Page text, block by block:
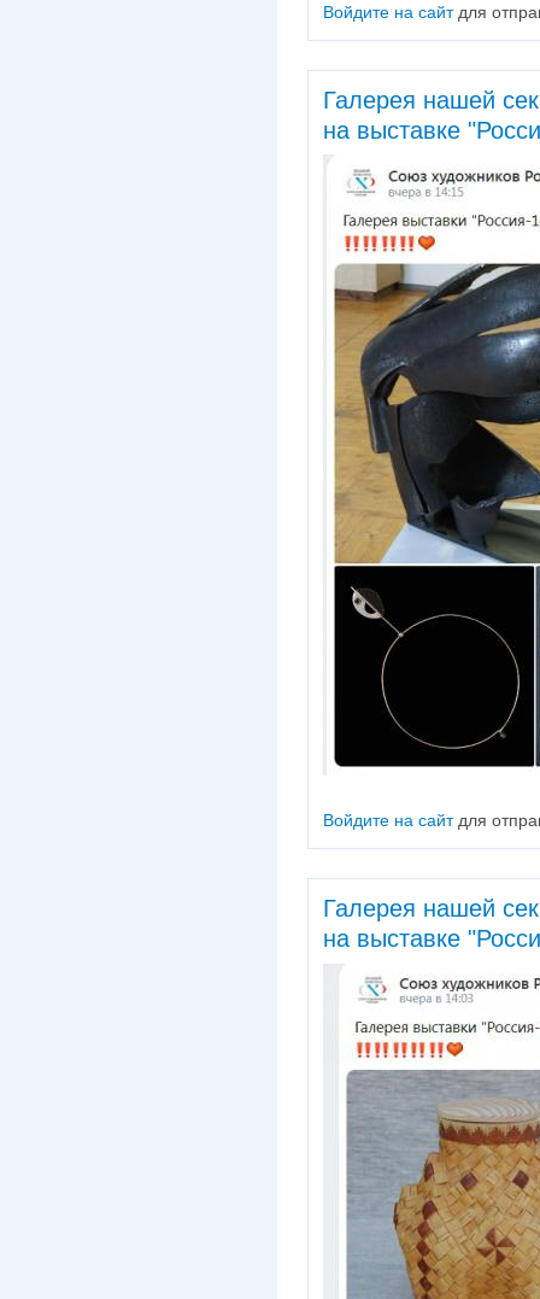
Войдите на сайтдля
Галерея нашей
на выставке
Войдите на сайтдля
Галерея нашей
на выставке